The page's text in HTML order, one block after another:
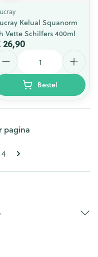
Kelual Squanorm
Vette Schilfers 400ml
Aantal
Bestel
pagina
Pagina
4
pagina